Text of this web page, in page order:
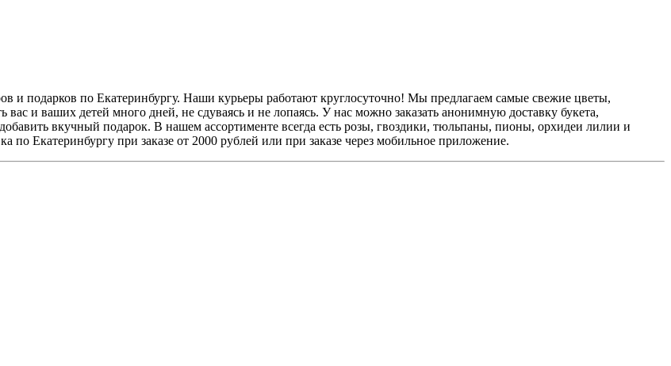
и подарков по Екатеринбургу. Наши курьеры работают круглосуточно! Мы предлагаем самые свежие цветы,
и ваших детей много дней, не сдуваясь и не лопаясь. У нас можно заказать анонимную доставку букета,
вкучный подарок. В нашем ассортименте всегда есть розы, гвоздики, тюльпаны, пионы, орхидеи лилии и
по Екатеринбургу при заказе от 2000 рублей или при заказе через мобильное приложение.